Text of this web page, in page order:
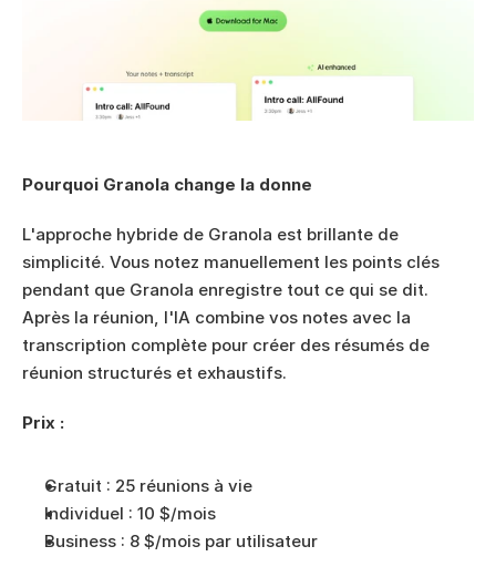
Pourquoi Granola change la donne
L'approche hybride de Granola est brillante de
simplicité. Vous notez manuellement les points clés
pendant que Granola enregistre tout ce qui se dit.
Après la réunion, l'IA combine vos notes avec la
transcription complète pour créer des résumés de
réunion structurés et exhaustifs.
Prix :
Gratuit : 25 réunions à vie
Individuel : 10 $/mois
Business : 8 $/mois par utilisateur